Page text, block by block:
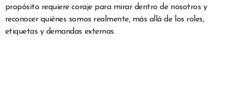
propósito requiere coraje para mirar dentro de nosotros y
reconocer quiénes somos realmente, más allá de los roles,
etiquetas y demandas externas.